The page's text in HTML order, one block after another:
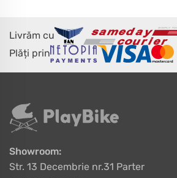
Livrăm cu
Plăți prin
Showroom:
Str. 13 Decembrie nr.31 Parter